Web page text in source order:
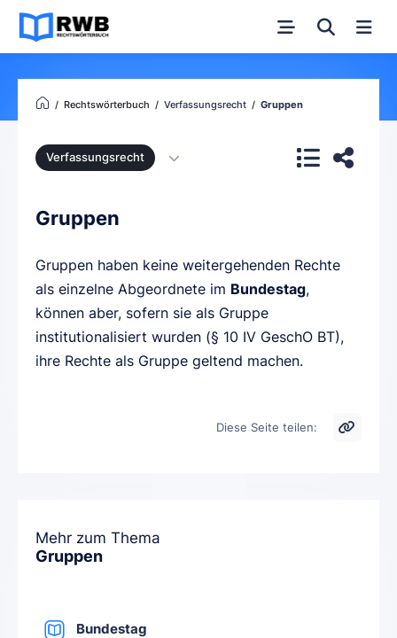
Rechtswörterbuch Verfassungsrecht Gruppen
Verfassungsrecht
Gruppen
Gruppen haben keine weitergehenden Rechte
als einzelne Abgeordnete im Bundestag,
können aber, sofern sie als Gruppe
institutionalisiert wurden (§ 10 IV GeschO BT),
ihre Rechte als Gruppe geltend machen.
Diese Seite teilen:
Mehr zum Thema
Gruppen
Bundestag